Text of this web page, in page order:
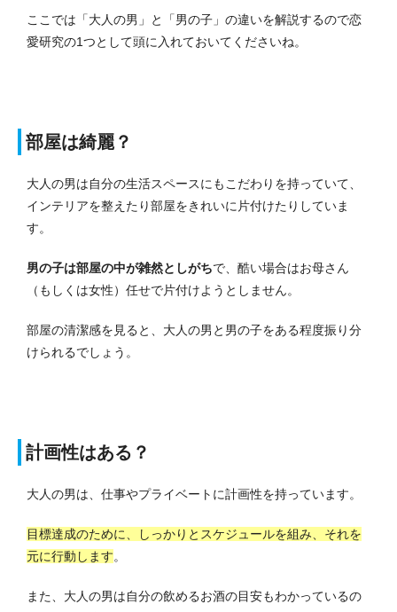
ここでは「大人の男」と「男の子」の違いを解説するので恋
愛研究の1つとして頭に入れておいてくださいね。
部屋は綺麗？
大人の男は自分の生活スペースにもこだわりを持っていて、
インテリアを整えたり部屋をきれいに片付けたりしていま
す。
男の子は部屋の中が雑然としがちで、酷い場合はお母さん
（もしくは女性）任せで片付けようとしません。
部屋の清潔感を見ると、大人の男と男の子をある程度振り分
けられるでしょう。
計画性はある？
大人の男は、仕事やプライベートに計画性を持っています。
目標達成のために、しっかりとスケジュールを組み、それを
元に行動します。
また、大人の男は自分の飲めるお酒の目安もわかっているの